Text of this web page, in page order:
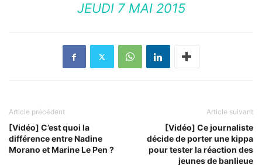
JEUDI 7 MAI 2015
Article précédent
[Vidéo] C’est quoi la
différence entre Nadine
Morano et Marine Le Pen ?
Article suivant
[Vidéo] Ce journaliste
décide de porter une kippa
pour tester la réaction des
jeunes de banlieue